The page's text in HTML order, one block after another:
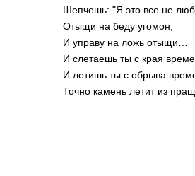
Шепчешь: "Я это все не
Отыщи на беду угомон,
И управу на ложь отыщи…
И слетаешь ты с края
И летишь ты с обрыва
Точно камень летит из